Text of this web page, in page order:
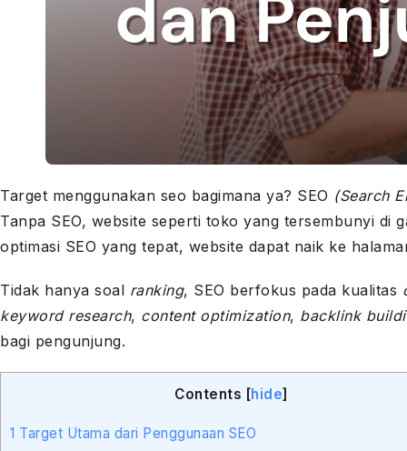
Target menggunakan seo bagimana ya? SEO (Search
Tanpa SEO, website seperti toko yang tersembunyi di
optimasi SEO yang tepat, website dapat naik ke
Tidak hanya soal ranking, SEO berfokus pada kualitas
keyword research, content optimization, backlink
bagi pengunjung.
Contents [hide]
1 Target Utama dari Penggunaan SEO